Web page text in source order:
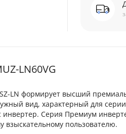
LN60VG
LN формирует высший
вид, характерный для
инвертер. Серия Премиум
взыскательному пользователю.